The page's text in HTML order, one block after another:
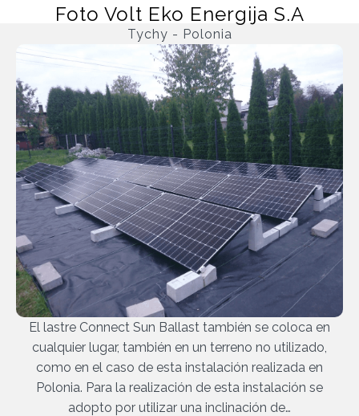
Foto Volt Eko Energija S.A
Tychy - Polonia
El lastre Connect Sun Ballast también se coloca en
cualquier lugar, también en un terreno no utilizado,
como en el caso de esta instalación realizada en
Polonia. Para la realización de esta instalación se
adopto por utilizar una inclinación de…